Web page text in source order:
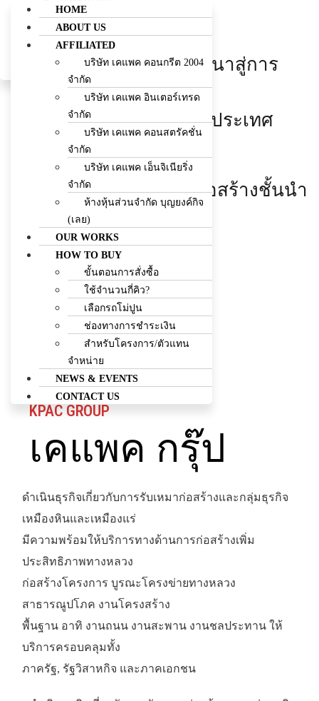
ช่องทางการชำระเงิน
สำหรับโครงการ/ตัวแทนจำหน่าย
CONTACT US
Facebook Line Envelope
081-7178834
HOME
ABOUT US
AFFILIATED
บริษัท เคแพค คอนกรีต 2004
จำกัด
บริษัท เคแพค อินเตอร์เทรด
จำกัด
บริษัท เคแพค คอนสตรัคชั่น
จำกัด
บริษัท เคแพค เอ็นจิเนียริ่ง
จำกัด
ห้างหุ้นส่วนจำกัด บุญยงค์กิจ
(เลย)
OUR WORKS
HOW TO BUY
ขั้นตอนการสั่งซื้อ
ใช้จำนวนกี่คิว?
เลือกรถโม่ปูน
ช่องทางการชำระเงิน
สำหรับโครงการ/ตัวแทน
จำหน่าย
NEWS & EVENTS
CONTACT US
GROUP
สร้างผลงานคุณภาพ พัฒนาสู่การ
บริษัทก่อสร้างชั้นนำของประเทศ
สร้างผลงานคุณภาพ
พัฒนาสู่การเป็นบริษัทก่อสร้างชั้นนำ
ของประเทศ
EXPLOR MORE
KPAC GROUP
เคแพค กรุ๊ป
ดำเนินธุรกิจเกี่ยวกับการรับเหมาก่อสร้างและกลุ่มธุรกิจ
เหมืองหินและเหมืองแร่
มีความพร้อมให้บริการทางด้านการก่อสร้างเพิ่ม
ประสิทธิภาพทางหลวง
ก่อสร้างโครงการ บูรณะโครงข่ายทางหลวง
สาธารณูปโภค งานโครงสร้าง
พื้นฐาน อาทิ งานถนน งานสะพาน งานชลประทาน ให้
บริการครอบคลุมทั้ง
ภาครัฐ, รัฐวิสาหกิจ และภาคเอกชน